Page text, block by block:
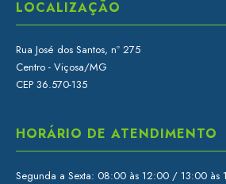
LOCALIZAÇÃO
Rua José dos Santos, nº 275
Centro - Viçosa/MG
CEP 36.570-135
HORÁRIO DE ATENDIMENTO
Segunda a Sexta: 08:00 às 12:00 / 13:00 às